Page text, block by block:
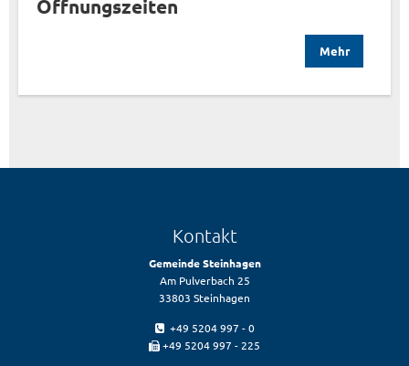
Öffnungszeiten
Mehr
Kontakt
Gemeinde Steinhagen
Am Pulverbach 25
33803 Steinhagen
+49 5204 997 - 0
+49 5204 997 - 225